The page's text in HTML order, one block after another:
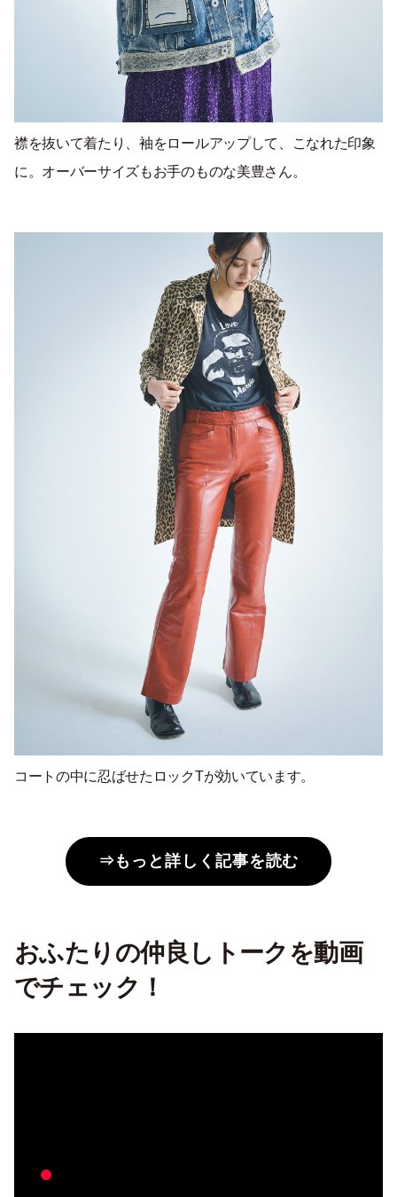
襟を抜いて着たり、袖をロールアップして、こなれた印象
に。オーバーサイズもお手のものな美豊さん。
コートの中に忍ばせたロックTが効いています。
⇒もっと詳しく記事を読む
おふたりの仲良しトークを動画
でチェック！